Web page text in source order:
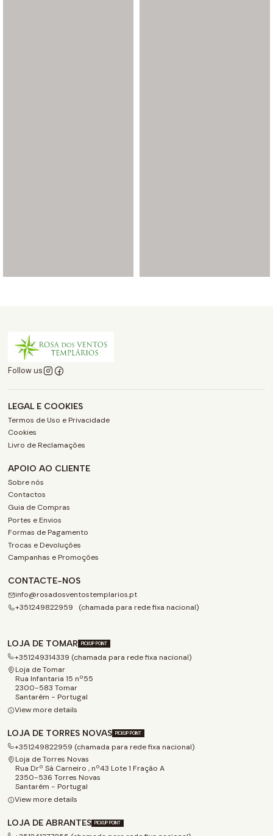
Follow us
LEGAL E COOKIES
Termos de Uso e Privacidade
Cookies
Livro de Reclamações
APOIO AO CLIENTE
Sobre nós
Contactos
Guia de Compras
Portes e Envios
Formas de Pagamento
Trocas e Devoluções
Campanhas e Promoções
CONTACTE-NOS
info@rosadosventostemplarios.pt
+351249822959 (chamada para rede fixa nacional)
LOJA DE TOMAR PICKUP POINT
+351249314339 (chamada para rede fixa nacional)
Loja de Tomar
Rua Infantaria 15 nº55
2300-583 Tomar
Santarém - Portugal
View more details
LOJA DE TORRES NOVAS PICKUP POINT
+351249822959 (chamada para rede fixa nacional)
Loja de Torres Novas
Rua Drº Sá Carneiro , nº43 Lote 1 Fração A
2350-536 Torres Novas
Santarém - Portugal
View more details
LOJA DE ABRANTES PICKUP POINT